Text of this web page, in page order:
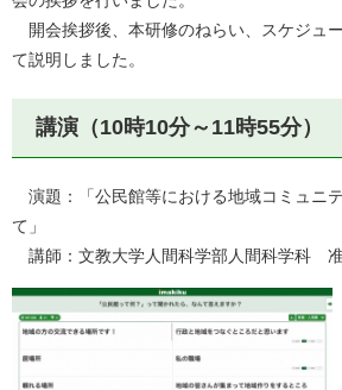
開会挨拶後、本研修のねらい、スケジュ
て説明しました。
講演（10時10分～11時55分）
演題：「公民館等における地域コミュニ
て」
講師：文教大学人間科学部人間科学科